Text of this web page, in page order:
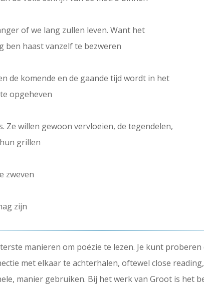
of we lang zullen leven. Want het
ben haast vanzelf te bezweren
de komende en de gaande tijd wordt in het
opgeheven
Ze willen gewoon vervloeien, de tegendelen,
grillen
zweven
zijn
manieren om poëzie te lezen. Je kunt
met elkaar te achterhalen, oftewel close
manier gebruiken. Bij het werk van Groot is het